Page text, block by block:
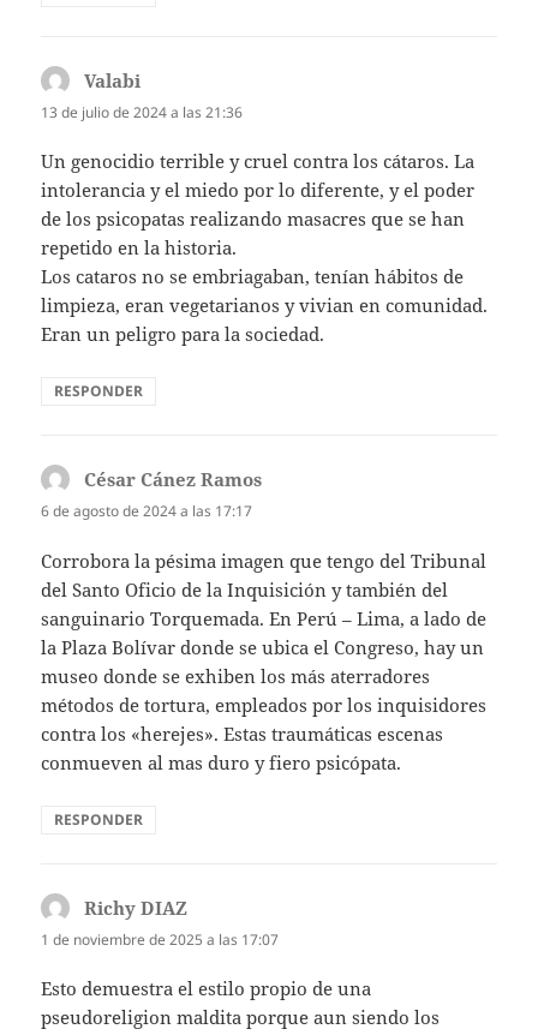
Valabi
13 de julio de 2024 a las 21:36
Un genocidio terrible y cruel contra los cátaros. La
intolerancia y el miedo por lo diferente, y el poder
de los psicopatas realizando masacres que se han
repetido en la historia.
Los cataros no se embriagaban, tenían hábitos de
limpieza, eran vegetarianos y vivian en comunidad.
Eran un peligro para la sociedad.
RESPONDER
César Cánez Ramos
6 de agosto de 2024 a las 17:17
Corrobora la pésima imagen que tengo del Tribunal
del Santo Oficio de la Inquisición y también del
sanguinario Torquemada. En Perú – Lima, a lado de
la Plaza Bolívar donde se ubica el Congreso, hay un
museo donde se exhiben los más aterradores
métodos de tortura, empleados por los inquisidores
contra los «herejes». Estas traumáticas escenas
conmueven al mas duro y fiero psicópata.
RESPONDER
Richy DIAZ
1 de noviembre de 2025 a las 17:07
Esto demuestra el estilo propio de una
pseudoreligion maldita porque aun siendo los